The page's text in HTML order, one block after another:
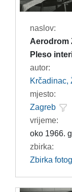
naslov:
Aerodrom
Pleso
autor:
Krčadinac,
mjesto:
Zagreb
vrijeme:
oko 1966.
zbirka:
Zbirka